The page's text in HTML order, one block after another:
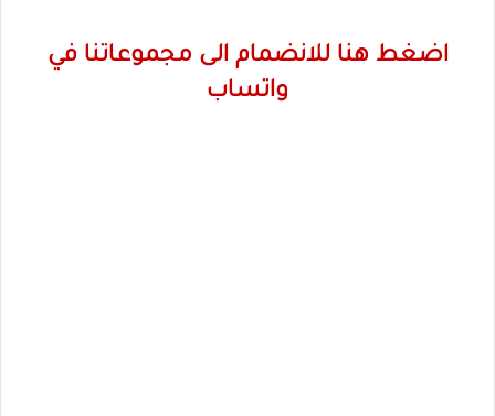
اضغط هنا للانضمام الى مجموعاتنا في
واتساب